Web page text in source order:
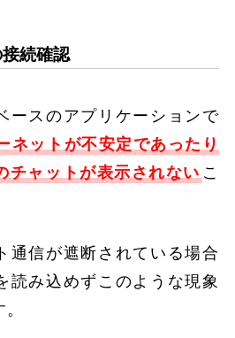
続確認
ースのアプリケーションで
ネットが不安定であったり
チャットが表示されない こ
通信が遮断されている場合
読み込めずこのような現象